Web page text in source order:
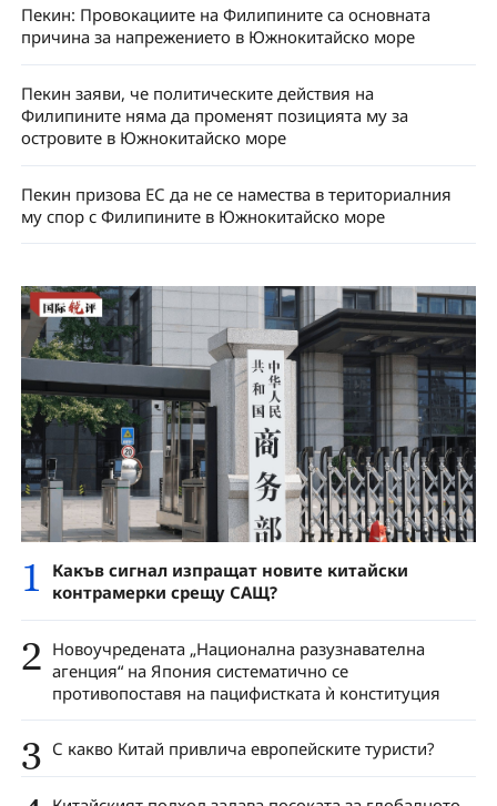
Пекин: Провокациите на Филипините са основната
причина за напрежението в Южнокитайско море
Пекин заяви, че политическите действия на
Филипините няма да променят позицията му за
островите в Южнокитайско море
Пекин призова ЕС да не се намества в териториалния
му спор с Филипините в Южнокитайско море
1
Какъв сигнал изпращат новите китайски
контрамерки срещу САЩ?
2 Новоучредената „Национална разузнавателна
агенция“ на Япония систематично се
противопоставя на пацифистката ѝ конституция
3 С какво Китай привлича европейските туристи?